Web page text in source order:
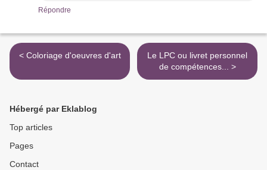
Répondre
< Coloriage d'oeuvres d'art
Le LPC ou livret personnel
de compétences... >
Hébergé par Eklablog
Top articles
Pages
Contact